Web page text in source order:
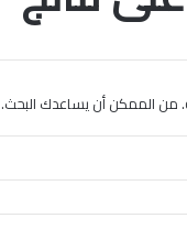
من الممكن أن يساعدك البحث.